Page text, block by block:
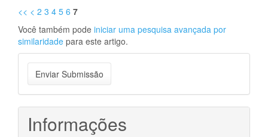
<< < 2 3 4 5 6 7
Você também pode iniciar uma pesquisa avançada por
similaridade para este artigo.
Enviar
Submissão
Enviar Submissão
Informações